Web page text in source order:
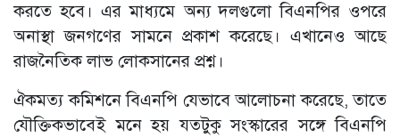
করতে হবে। এর মাধ্যমে অন্য দলগুলো বিএনপির ওপরে
অনাস্থা জনগণের সামনে প্রকাশ করেছে। এখানেও আছে
রাজনৈতিক লাভ লোকসানের প্রশ্ন।
ঐকমত্য কমিশনে বিএনপি যেভাবে আলোচনা করেছে, তাতে
যৌক্তিকভাবেই মনে হয় যতটুকু সংস্কারের সঙ্গে বিএনপি